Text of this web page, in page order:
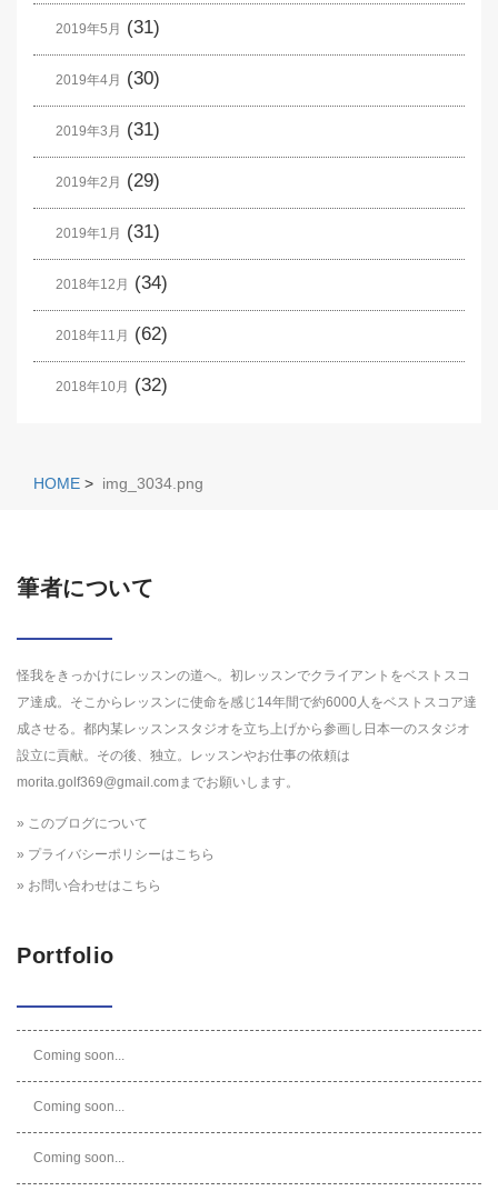
2019年5月 (31)
2019年4月 (30)
2019年3月 (31)
2019年2月 (29)
2019年1月 (31)
2018年12月 (34)
2018年11月 (62)
2018年10月 (32)
HOME > img_3034.png
筆者について
怪我をきっかけにレッスンの道へ。初レッスンでクライアントをベストスコ
ア達成。そこからレッスンに使命を感じ14年間で約6000人をベストスコア達
成させる。都内某レッスンスタジオを立ち上げから参画し日本一のスタジオ
設立に貢献。その後、独立。レッスンやお仕事の依頼は
morita.golf369@gmail.comまでお願いします。
» このブログについて
» プライバシーポリシーはこちら
» お問い合わせはこちら
Portfolio
Coming soon...
Coming soon...
Coming soon...